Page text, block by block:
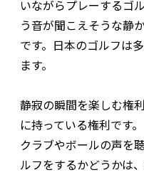
いながらプレーするゴ
う音が聞こえそうな静
です。日本のゴルフは
ます。
静寂の瞬間を楽しむ権
に持っている権利です。
クラブやボールの声を
ルフをするかどうかは